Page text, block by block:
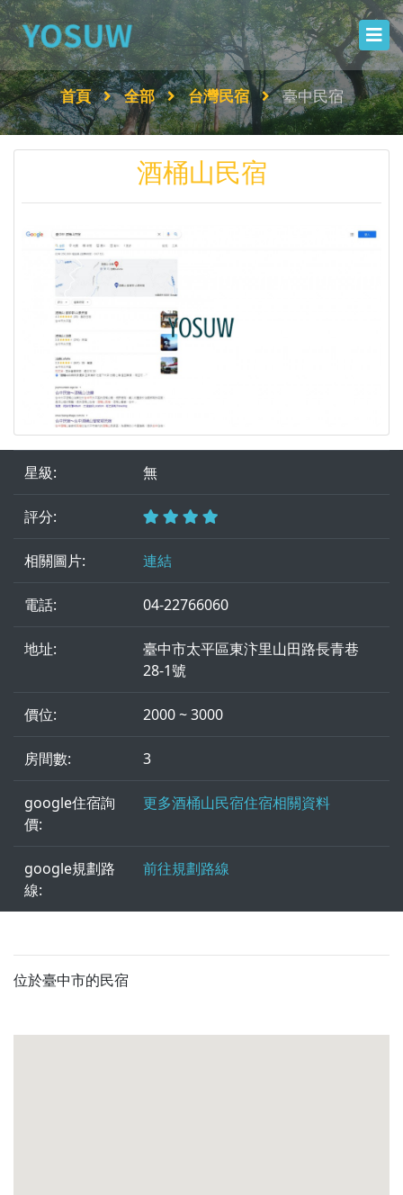
首頁 全部 台灣民宿 臺中民宿
酒桶山民宿
星級: 無
評分:
相關圖片: 連結
電話: 04-22766060
地址:
臺中市太平區東汴里山田路長青巷
28-1號
價位: 2000 ~ 3000
房間數: 3
google住宿詢
價:
更多酒桶山民宿住宿相關資料
google規劃路
線:
前往規劃路線
位於臺中市的民宿